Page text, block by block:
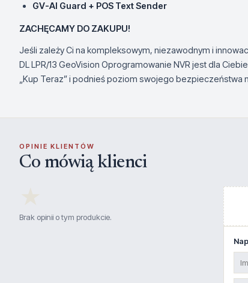
GV-AI Guard + POS Text Sender
ZACHĘCAMY DO ZAKUPU!
Jeśli zależy Ci na kompleksowym, niezawodnym i
DL LPR/13 GeoVision Oprogramowanie NVR jest dla
„Kup Teraz” i podnieś poziom swojego bezpieczeństwa
OPINIE KLIENTÓW
Co mówią klienci
Brak opinii o tym produkcie.